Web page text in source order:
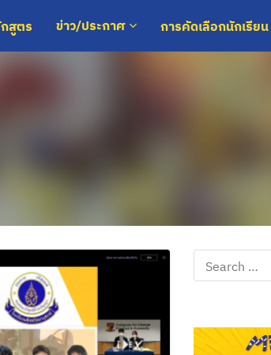
สูตร ข่าว/ประกาศ การคัดเลือกนักเรียน
Search
for: